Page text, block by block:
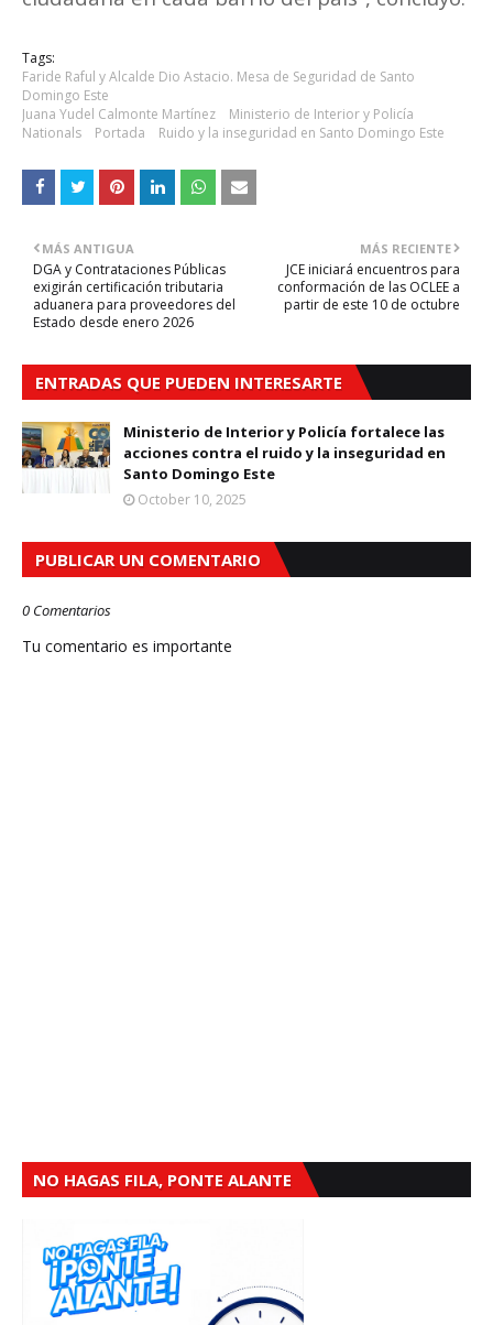
Tags:
Faride Raful y Alcalde Dio Astacio. Mesa de Seguridad de Santo
Domingo Este
Juana Yudel Calmonte Martínez
Ministerio de Interior y Policía
Nationals
Portada Ruido y la inseguridad en Santo Domingo Este
MÁS RECIENTE
JCE iniciará encuentros para
conformación de las OCLEE a
partir de este 10 de octubre
MÁS ANTIGUA
DGA y Contrataciones Públicas
exigirán certificación tributaria
aduanera para proveedores del
Estado desde enero 2026
ENTRADAS QUE PUEDEN INTERESARTE
Ministerio de Interior y Policía fortalece las
acciones contra el ruido y la inseguridad en
Santo Domingo Este
October 10, 2025
PUBLICAR UN COMENTARIO
0 Comentarios
Tu comentario es importante
NO HAGAS FILA, PONTE ALANTE